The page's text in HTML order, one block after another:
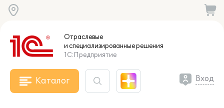
Отраслевые
и специализированныерешения
1С:Предприятие
Каталог Вход